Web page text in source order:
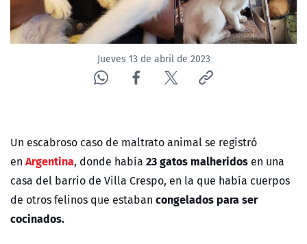
CORPORATIVO Y TRANSPARENCIA
CANAL DE DENUNCIAS
ÁREA DE PROYECTOS
Jueves 13 de abril de 2023
Un escabroso caso de maltrato animal se registró
en Argentina, donde había 23 gatos malheridos en una
casa del barrio de Villa Crespo, en la que había cuerpos
de otros felinos que estaban congelados para ser
cocinados.